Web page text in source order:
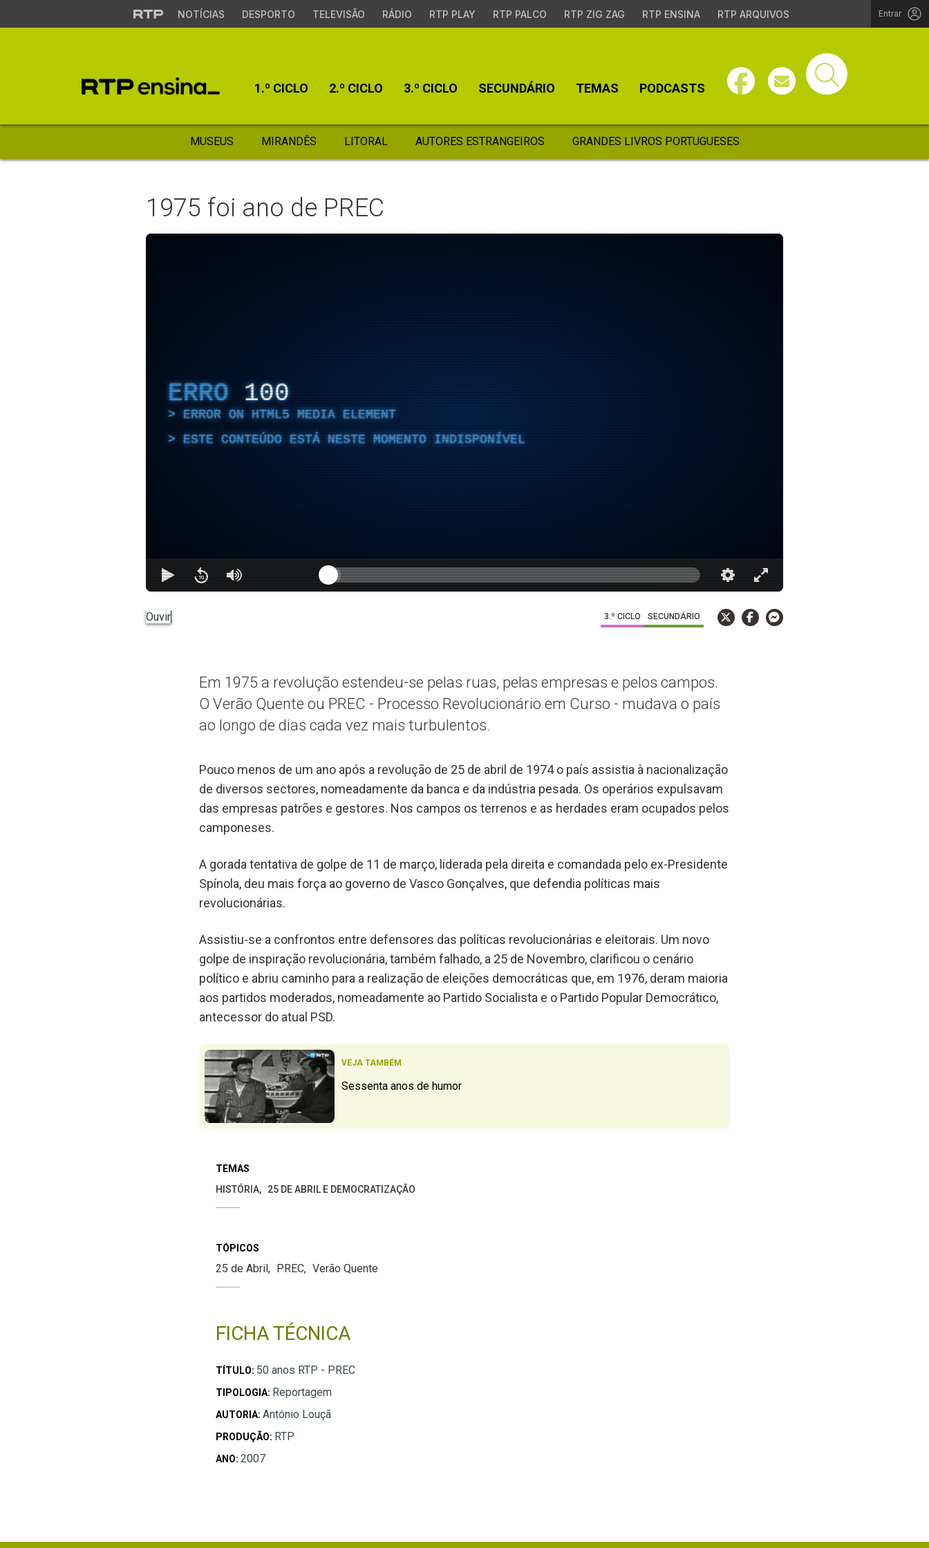
NOTÍCIAS DESPORTO TELEVISÃO RÁDIO RTP PLAY RTP PALCO RTP ZIG ZAG RTP ENSINA RTP ARQUIVOS Entrar
1.º CICLO 2.º CICLO 3.º CICLO SECUNDÁRIO TEMAS PODCASTS
MUSEUS MIRANDÊS LITORAL AUTORES ESTRANGEIROS GRANDES LIVROS PORTUGUESES
1975 foi ano de PREC
ERRO 100
ERROR ON HTML5 MEDIA ELEMENT
ESTE CONTEÚDO ESTÁ NESTE MOMENTO INDISPONÍVEL
Ouvir 3.º CICLO SECUNDÁRIO
Em 1975 a revolução estendeu-se pelas ruas, pelas empresas e pelos campos.
O Verão Quente ou PREC - Processo Revolucionário em Curso - mudava o país
ao longo de dias cada vez mais turbulentos.
Pouco menos de um ano após a revolução de 25 de abril de 1974 o país assistia à nacionalização
de diversos sectores, nomeadamente da banca e da indústria pesada. Os operários expulsavam
das empresas patrões e gestores. Nos campos os terrenos e as herdades eram ocupados pelos
camponeses.
A gorada tentativa de golpe de 11 de março, liderada pela direita e comandada pelo ex-Presidente
Spínola, deu mais força ao governo de Vasco Gonçalves, que defendia políticas mais
revolucionárias.
Assistiu-se a confrontos entre defensores das políticas revolucionárias e eleitorais. Um novo
golpe de inspiração revolucionária, também falhado, a 25 de Novembro, clarificou o cenário
político e abriu caminho para a realização de eleições democráticas que, em 1976, deram maioria
aos partidos moderados, nomeadamente ao Partido Socialista e o Partido Popular Democrático,
antecessor do atual PSD.
VEJA TAMBÉM
Sessenta anos de humor
TEMAS
HISTÓRIA
25 DE ABRIL E DEMOCRATIZAÇÃO
TÓPICOS
25 de Abril PREC Verão Quente
FICHA TÉCNICA
TÍTULO: 50 anos RTP - PREC
TIPOLOGIA: Reportagem
AUTORIA: António Louçã
PRODUÇÃO: RTP
ANO: 2007